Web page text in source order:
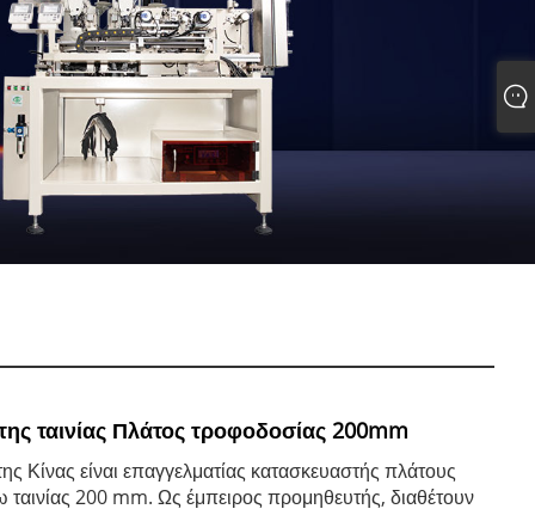
ταινίας Πλάτος τροφοδοσίας 200mm
Κίνας είναι επαγγελματίας κατασκευαστής πλάτους
200 mm. Ως έμπειρος προμηθευτής, διαθέτουν